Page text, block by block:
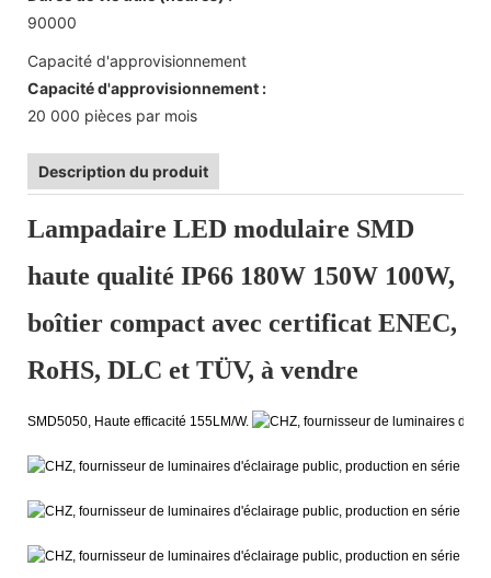
90000
Capacité d'approvisionnement
Capacité d'approvisionnement :
20 000 pièces par mois
Description du produit
Lampadaire LED modulaire SMD
haute qualité IP66 180W 150W 100W,
boîtier compact avec certificat ENEC,
RoHS, DLC et TÜV, à vendre
SMD5050, Haute efficacité 155LM/W.